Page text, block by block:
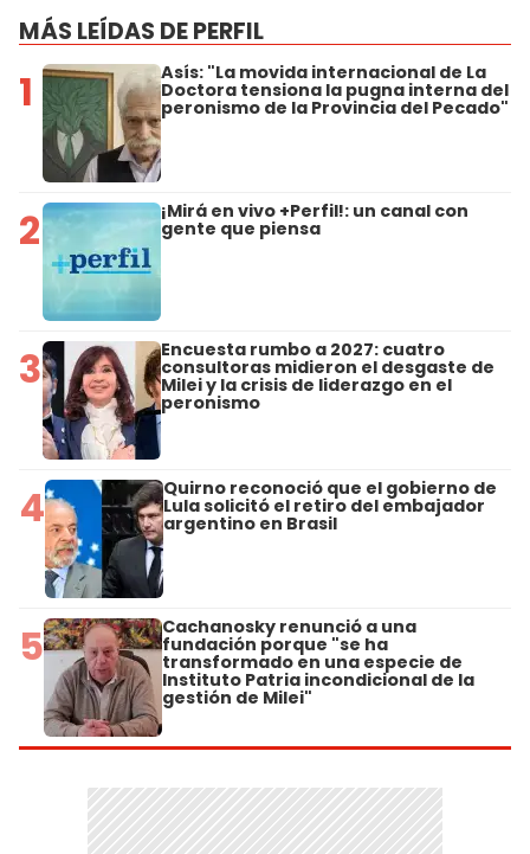
MÁS LEÍDAS DE PERFIL
1 Asís: "La movida internacional de La
Doctora tensiona la pugna interna del
peronismo de la Provincia del Pecado"
2 ¡Mirá en vivo +Perfil!: un canal con
gente que piensa
3 Encuesta rumbo a 2027: cuatro
consultoras midieron el desgaste de
Milei y la crisis de liderazgo en el
peronismo
4 Quirno reconoció que el gobierno de
Lula solicitó el retiro del embajador
argentino en Brasil
5 Cachanosky renunció a una
fundación porque "se ha
transformado en una especie de
Instituto Patria incondicional de la
gestión de Milei"